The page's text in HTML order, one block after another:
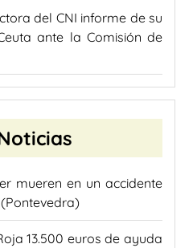
del CNI informe de su
ante la Comisión de
mueren en un accidente
13.500 euros de ayuda